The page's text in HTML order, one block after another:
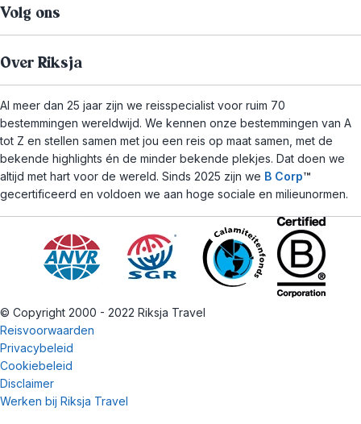
Volg ons
Over Riksja
Al meer dan 25 jaar zijn we reisspecialist voor ruim 70
bestemmingen wereldwijd. We kennen onze bestemmingen van A
tot Z en stellen samen met jou een reis op maat samen, met de
bekende highlights én de minder bekende plekjes. Dat doen we
altijd met hart voor de wereld. Sinds 2025 zijn we B Corp™
gecertificeerd en voldoen we aan hoge sociale en milieunormen.
© Copyright 2000 - 2022 Riksja Travel
Reisvoorwaarden
Privacybeleid
Cookiebeleid
Disclaimer
Werken bij Riksja Travel